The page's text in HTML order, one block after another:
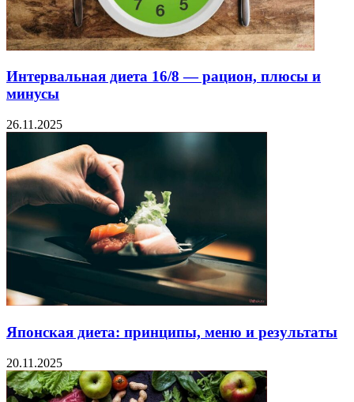
Интервальная диета 16/8 — рацион, плюсы и
минусы
26.11.2025
Японская диета: принципы, меню и результаты
20.11.2025